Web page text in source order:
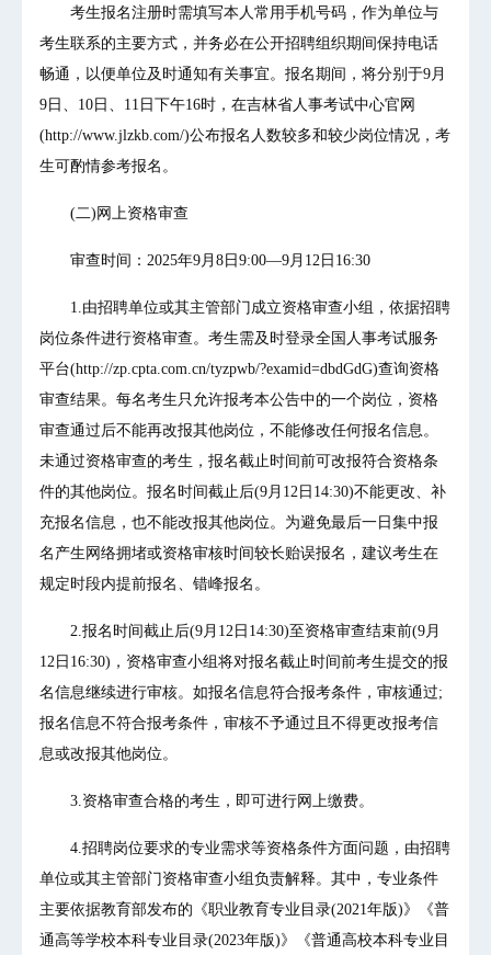
考生报名注册时需填写本人常用手机号码，作为单位与
考生联系的主要方式，并务必在公开招聘组织期间保持电话
畅通，以便单位及时通知有关事宜。报名期间，将分别于9月
9日、10日、11日下午16时，在吉林省人事考试中心官网
(http://www.jlzkb.com/)公布报名人数较多和较少岗位情况，考
生可酌情参考报名。
(二)网上资格审查
审查时间：2025年9月8日9:00—9月12日16:30
1.由招聘单位或其主管部门成立资格审查小组，依据招聘
岗位条件进行资格审查。考生需及时登录全国人事考试服务
平台(http://zp.cpta.com.cn/tyzpwb/?examid=dbdGdG)查询资格
审查结果。每名考生只允许报考本公告中的一个岗位，资格
审查通过后不能再改报其他岗位，不能修改任何报名信息。
未通过资格审查的考生，报名截止时间前可改报符合资格条
件的其他岗位。报名时间截止后(9月12日14:30)不能更改、补
充报名信息，也不能改报其他岗位。为避免最后一日集中报
名产生网络拥堵或资格审核时间较长贻误报名，建议考生在
规定时段内提前报名、错峰报名。
2.报名时间截止后(9月12日14:30)至资格审查结束前(9月
12日16:30)，资格审查小组将对报名截止时间前考生提交的报
名信息继续进行审核。如报名信息符合报考条件，审核通过;
报名信息不符合报考条件，审核不予通过且不得更改报考信
息或改报其他岗位。
3.资格审查合格的考生，即可进行网上缴费。
4.招聘岗位要求的专业需求等资格条件方面问题，由招聘
单位或其主管部门资格审查小组负责解释。其中，专业条件
主要依据教育部发布的《职业教育专业目录(2021年版)》《普
通高等学校本科专业目录(2023年版)》《普通高校本科专业目